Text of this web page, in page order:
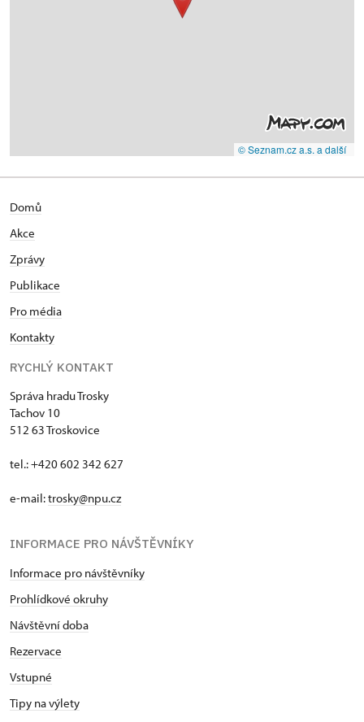
© Seznam.cz a.s. a další
Domů
Akce
Zprávy
Publikace
Pro média
Kontakty
RYCHLÝ KONTAKT
Správa hradu Trosky
Tachov 10
512 63 Troskovice
tel.: +420 602 342 627
e-mail:trosky@npu.cz
INFORMACE PRO NÁVŠTĚVNÍKY
Informace pro návštěvníky
Prohlídkové okruhy
Návštěvní doba
Rezervace
Vstupné
Tipy na výlety